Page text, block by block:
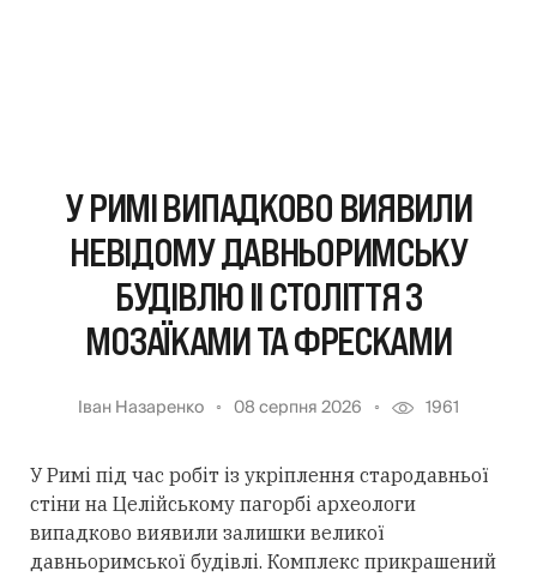
У РИМІ ВИПАДКОВО ВИЯВИЛИ
НЕВІДОМУ ДАВНЬОРИМСЬКУ
БУДІВЛЮ II СТОЛІТТЯ З
МОЗАЇКАМИ ТА ФРЕСКАМИ
Іван Назаренко 08 серпня 2026 1961
У Римі під час робіт із укріплення стародавньої
стіни на Целійському пагорбі археологи
випадково виявили залишки великої
давньоримської будівлі. Комплекс прикрашений